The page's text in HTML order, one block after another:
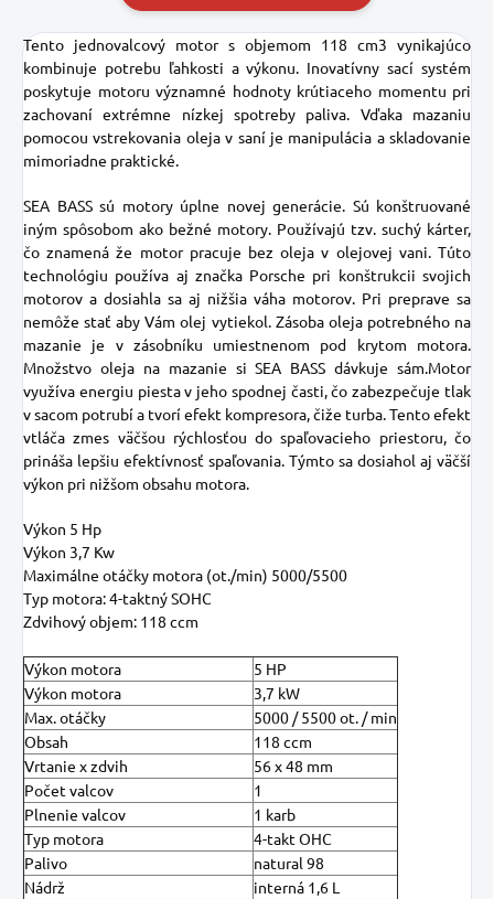
Tento jednovalcový motor s objemom 118 cm3 vynikajúco
kombinuje potrebu ľahkosti a výkonu. Inovatívny sací systém
poskytuje motoru významné hodnoty krútiaceho momentu pri
zachovaní extrémne nízkej spotreby paliva. Vďaka mazaniu
pomocou vstrekovania oleja v saní je manipulácia a skladovanie
mimoriadne praktické.
SEA BASS sú motory úplne novej generácie. Sú konštruované
iným spôsobom ako bežné motory. Používajú tzv. suchý kárter,
čo znamená že motor pracuje bez oleja v olejovej vani. Túto
technológiu používa aj značka Porsche pri konštrukcii svojich
motorov a dosiahla sa aj nižšia váha motorov. Pri preprave sa
nemôže stať aby Vám olej vytiekol. Zásoba oleja potrebného na
mazanie je v zásobníku umiestnenom pod krytom motora.
Množstvo oleja na mazanie si SEA BASS dávkuje sám.Motor
využíva energiu piesta v jeho spodnej časti, čo zabezpečuje tlak
v sacom potrubí a tvorí efekt kompresora, čiže turba. Tento efekt
vtláča zmes väčšou rýchlosťou do spaľovacieho priestoru, čo
prináša lepšiu efektívnosť spaľovania. Týmto sa dosiahol aj väčší
výkon pri nižšom obsahu motora.
Výkon 5 Hp
Výkon 3,7 Kw
Maximálne otáčky motora (ot./min) 5000/5500
Typ motora:4-taktný SOHC
Zdvihový objem: 118 ccm
Výkon motora
5 HP
Výkon motora
3,7 kW
Max. otáčky
5000 / 5500 ot. / min
Obsah
118 ccm
Vrtanie x zdvih
56 x 48 mm
Počet valcov
1
Plnenie valcov
1 karb
Typ motora
4-takt OHC
Palivo
natural 98
Nádrž
interná 1,6 L